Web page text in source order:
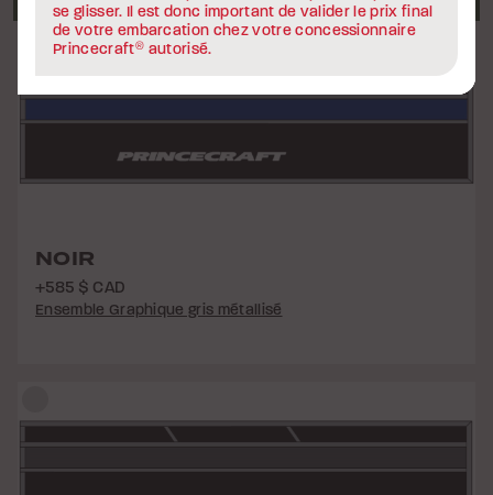
NOIR
+585 $ CAD
Ensemble Graphique gris métallisé